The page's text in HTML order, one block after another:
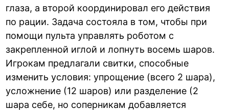
глаза, а второй координировал его действия
по рации. Задача состояла в том, чтобы при
помощи пульта управлять роботом с
закрепленной иглой и лопнуть восемь шаров.
Игрокам предлагали свитки, способные
изменить условия: упрощение (всего 2 шара),
усложнение (12 шаров) или разделение (2
шара себе, но соперникам добавляется